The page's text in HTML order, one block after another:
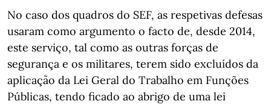
No caso dos quadros do SEF, as respetivas defesas
usaram como argumento o facto de, desde 2014,
este serviço, tal como as outras forças de
segurança e os militares, terem sido excluídos da
aplicação da Lei Geral do Trabalho em Funções
Públicas, tendo ficado ao abrigo de uma lei